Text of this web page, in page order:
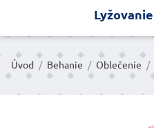
Lyžovanie
Úvod / Behanie / Oblečenie /